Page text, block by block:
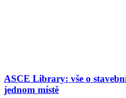
ASCE Library: vše o
jednom místě